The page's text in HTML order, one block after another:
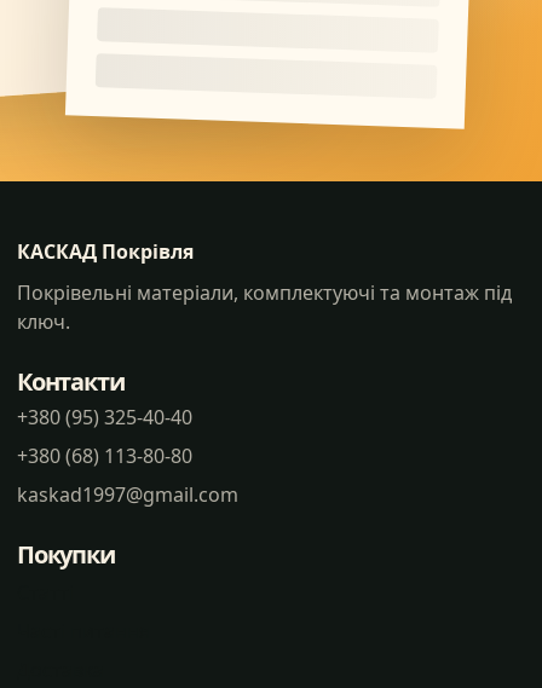
КАСКАД Покрівля
Покрівельні матеріали, комплектуючі та монтаж під
ключ.
Контакти
+380 (95) 325-40-40
+380 (68) 113-80-80
kaskad1997@gmail.com
Покупки